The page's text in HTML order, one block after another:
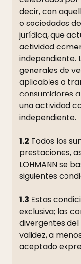
decir, con
o sociedades
jurídica, que
actividad
independiente.
generales de
aplicables a
consumidores
una actividad
independiente.
1.2 Todos los
prestaciones,
LOHMANN se
siguientes
1.3 Estas
exclusiva; las
divergentes
validez, a
aceptado